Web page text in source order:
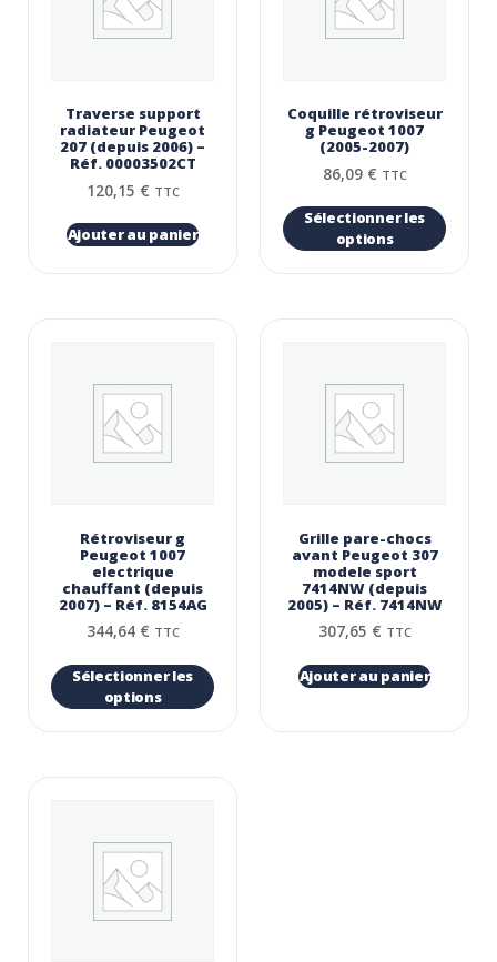
Traverse support
radiateur Peugeot
207 (depuis 2006) –
Réf. 00003502CT
120,15 € TTC
Ajouter au panier
Coquille rétroviseur
g Peugeot 1007
(2005-2007)
86,09 € TTC
Sélectionner les
options
Rétroviseur g
Peugeot 1007
electrique
chauffant (depuis
2007) – Réf. 8154AG
344,64 € TTC
Sélectionner les
options
Grille pare-chocs
avant Peugeot 307
modele sport
7414NW (depuis
2005) – Réf. 7414NW
307,65 € TTC
Ajouter au panier